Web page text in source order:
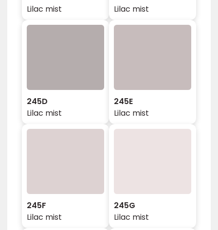
Lilac mist
Lilac mist
245D
Lilac mist
245E
Lilac mist
245F
Lilac mist
245G
Lilac mist